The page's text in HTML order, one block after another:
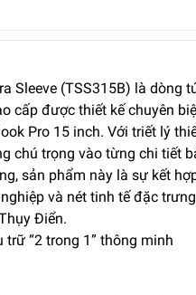
Sleeve (TSS315B) là dòng
cấp được thiết kế chuyên
Pro 15 inch. Với triết lý
chú trọng vào từng chi tiết
sản phẩm này là sự kết
và nét tinh tế đặc
Điển.
trữ “2 trong 1” thông minh